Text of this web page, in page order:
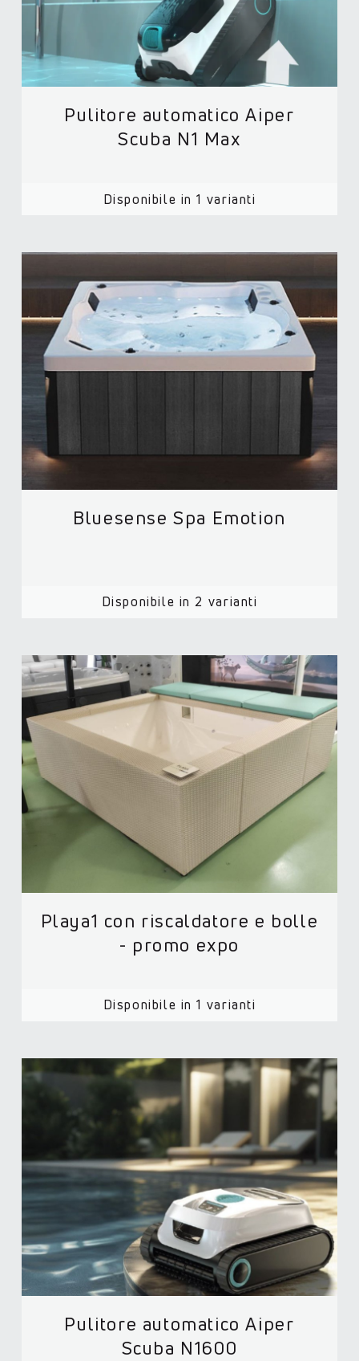
Pulitore automatico Aiper
Scuba N1 Max
Disponibile in 1 varianti
Bluesense Spa Emotion
Disponibile in 2 varianti
Playa1 con riscaldatore e bolle
- promo expo
Disponibile in 1 varianti
Pulitore automatico Aiper
Scuba N1600